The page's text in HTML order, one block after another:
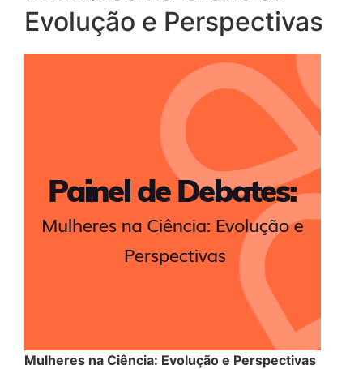
Evolução e Perspectivas
Mulheres na Ciência: Evolução e Perspectivas